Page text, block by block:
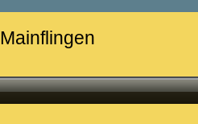
Mainflingen